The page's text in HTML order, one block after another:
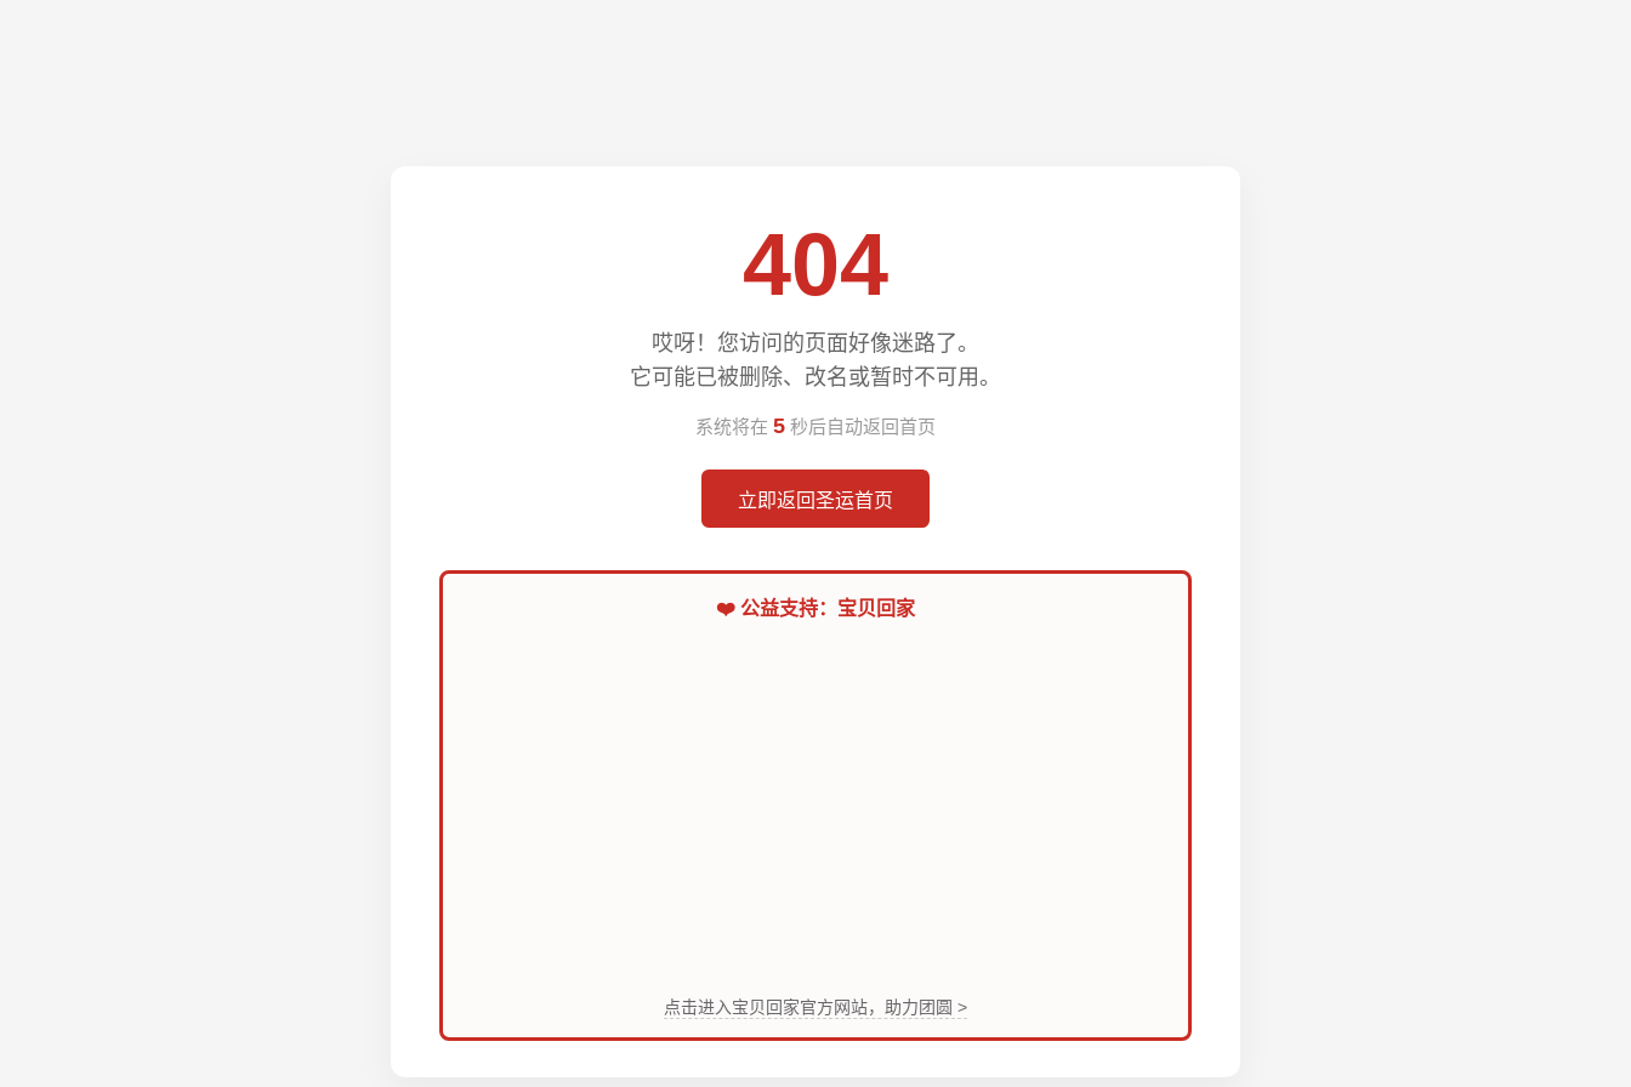
404
哎呀！您访问的页面好像迷路了。
它可能已被删除、改名或暂时不可用。
系统将在 5 秒后自动返回首页
立即返回圣运首页
❤️ 公益支持：宝贝回家
点击进入宝贝回家官方网站，助力团圆 >